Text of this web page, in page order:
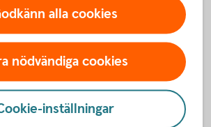
appen, dygnet runt. Du kan också ringa
kortet. Kreditkort spärras alltid via
bankkort och kreditkort
alla cookies
nödvändiga cookies
inställningar